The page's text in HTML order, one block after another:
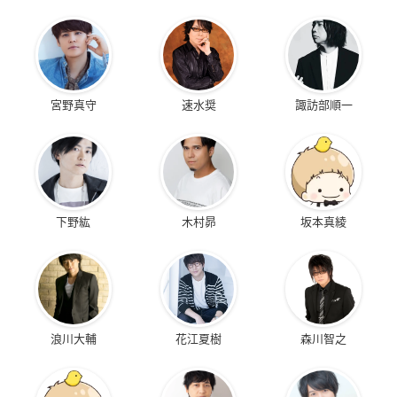
宮野真守 速水奨 諏訪部順一
下野紘 木村昴 坂本真綾
浪川大輔 花江夏樹 森川智之